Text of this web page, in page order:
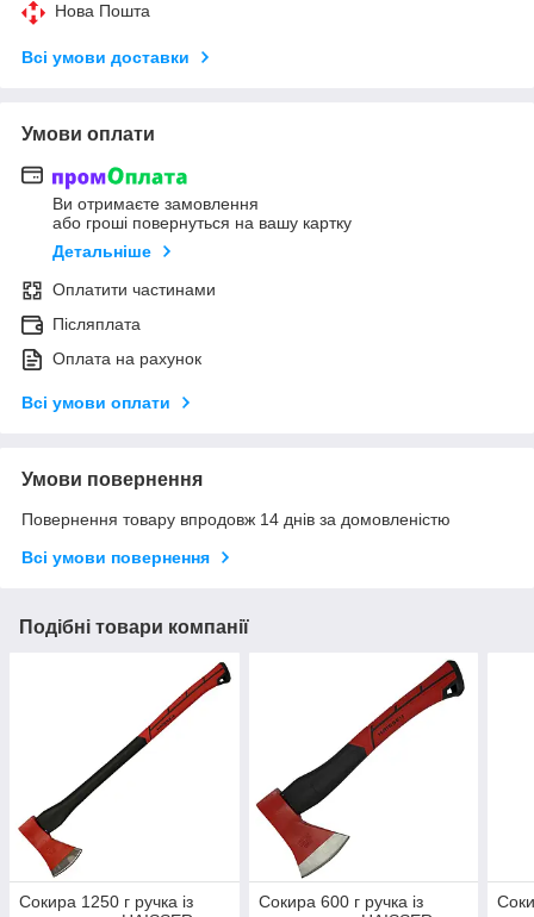
Нова Пошта
Всі умови доставки
Умови оплати
Ви отримаєте замовлення
або гроші повернуться на вашу картку
Детальніше
Оплатити частинами
Післяплата
Оплата на рахунок
Всі умови оплати
Умови повернення
Повернення товару впродовж 14 днів за домовленістю
Всі умови повернення
Подібні товари компанії
Сокира 1250 г ручка із
Сокира 600 г ручка із